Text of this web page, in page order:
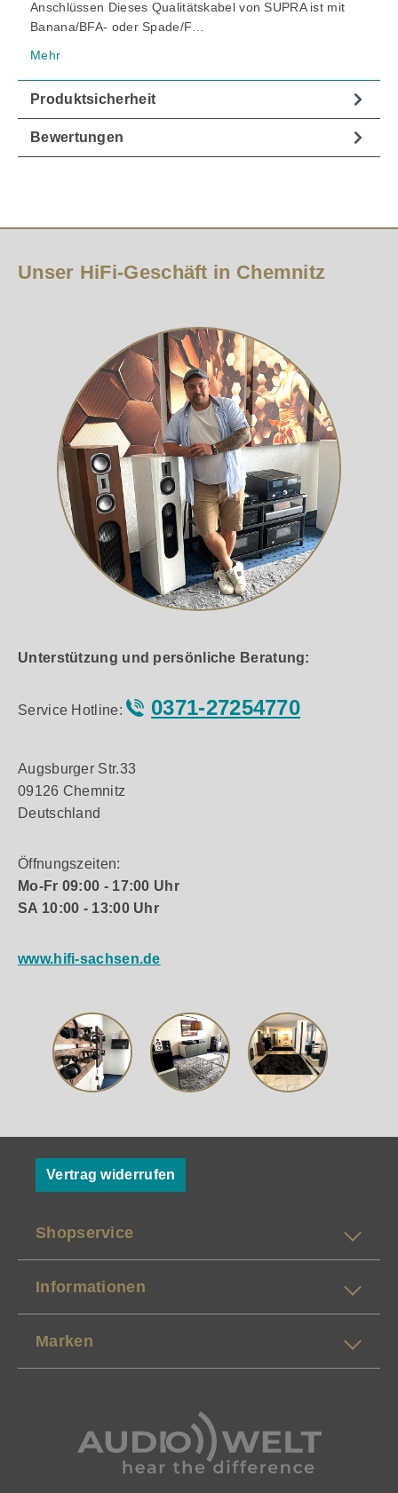
Anschlüssen Dieses Qualitätskabel von SUPRA ist mit
Banana/BFA- oder Spade/F…
Mehr
Produktsicherheit
Bewertungen
Unser HiFi-Geschäft in Chemnitz
Unterstützung und persönliche Beratung:
Service Hotline: 0371-27254770
Augsburger Str.33
09126 Chemnitz
Deutschland
Öffnungszeiten:
Mo-Fr 09:00 - 17:00 Uhr
SA 10:00 - 13:00 Uhr
www.hifi-sachsen.de
Vertrag widerrufen
Shopservice
Informationen
Marken